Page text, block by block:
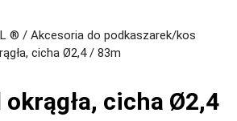
® / Akcesoria do podkaszarek/kos
cicha Ø2,4 / 83m
okrągła, cicha Ø2,4